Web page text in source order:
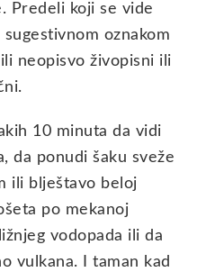
Predeli koji se vide
oznakom
neopisvo živopisni ili
10 minuta da vidi
da ponudi šaku sveže
ili blještavo beloj
po mekanoj
vodopada ili da
vulkana. I taman kad